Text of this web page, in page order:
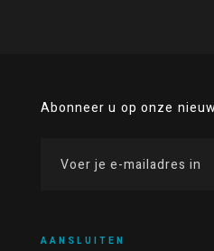
Abonneer u op onze
AANSLUITEN